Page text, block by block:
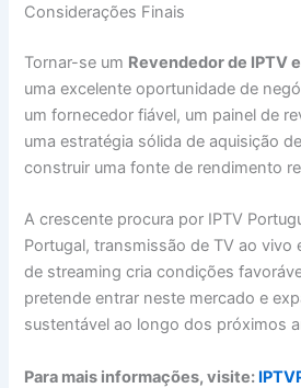
Considerações Finais
Tornar-se um Revendedor de IPTV
uma excelente oportunidade de
um fornecedor fiável, um painel de
uma estratégia sólida de aquisição
construir uma fonte de rendimento
A crescente procura por IPTV
Portugal, transmissão de TV ao vivo
de streaming cria condições
pretende entrar neste mercado e
sustentável ao longo dos próximos
Para mais informações, visite: